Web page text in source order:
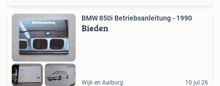
BMW 850i Betriebsanleitung - 1990
Bieden
Wijk en Aalburg 10 jul 26